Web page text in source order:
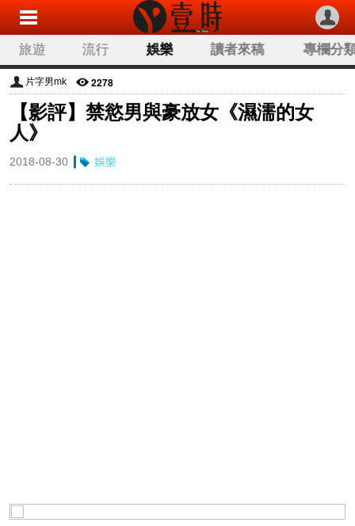
旅遊 流行 娛樂 讀者來稿 專欄分
片字男mk 2278
【影評】禁慾男與豪放女《濕濡的女
人》
2018-08-30 娛樂